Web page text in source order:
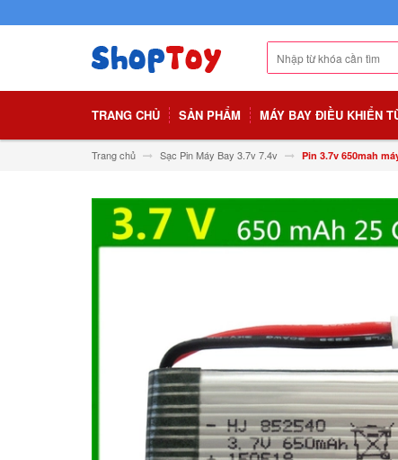
TRANG CHỦ SẢN PHẨM MÁY BAY ĐIỀU KHIỂN
Trang chủ Sạc Pin Máy Bay 3.7v 7.4v Pin 3.7v 650mah